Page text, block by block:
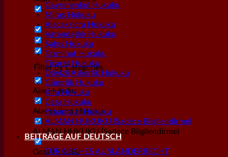
Filter by Categories
Aile Hukuku
Alacak/İcra Hukuku
ALMAN HUKUKU (Sadece Bilgilendirme)
Ceza Hukuku
Gayrımenkul Hukuku
Miras Hukuku
Alacak/İcra Hukuku
Vatandaşlık Hukuku
Şahıs Hukuku
Tazminat Hukuku
Ticaret Hukuku
Dövizli Askerlik Hukuku
Gümrük Hukuku
Kira Hukuku
Ceza Hukuku
Yabancılar Hukuku
ALMAN HUKUKU (Sadece Bilgilendirme)
BEITRÄGE AUF DEUTSCH
TÜRKISCHES AUSLÄNDERRECHT